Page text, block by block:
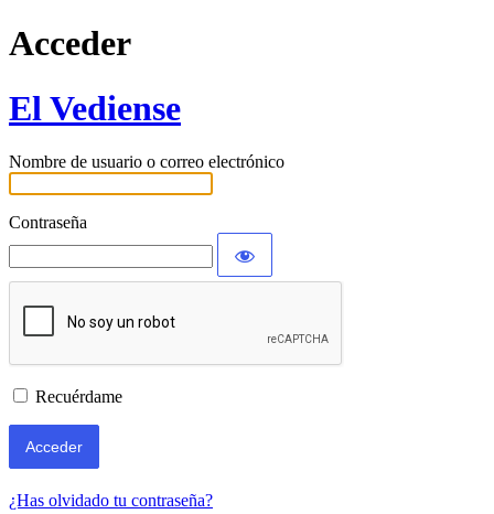
Acceder
El Vediense
Nombre de usuario o correo electrónico
Contraseña
Recuérdame
¿Has olvidado tu contraseña?